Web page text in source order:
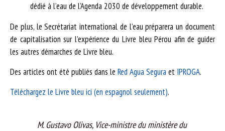
dédié à l’eau de l’Agenda 2030 de développement durable.
De plus, le Secrétariat international de l’eau préparera un document
de capitalisation sur l’expérience du Livre bleu Pérou afin de guider
les autres démarches de Livre bleu.
Des articles ont été publiés dans le Red Agua Seguraet IPROGA.
Téléchargez le Livre bleu ici (en espagnol seulement).
M. Gustavo Olivas, Vice-ministre du ministère du